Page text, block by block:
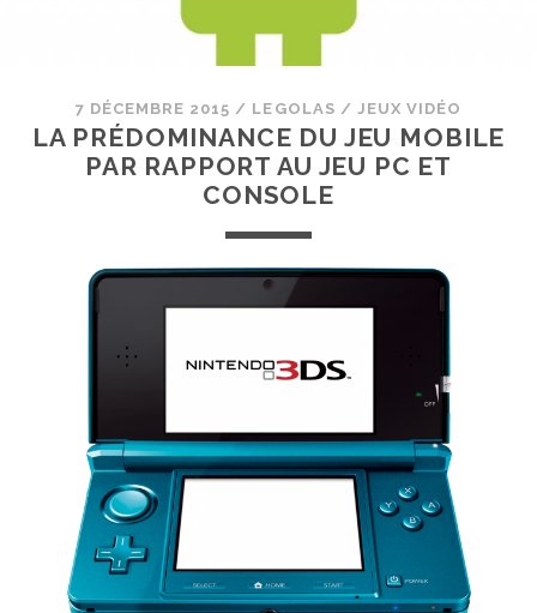
7 DÉCEMBRE 2015 / LEGOLAS / JEUX VIDÉO
LA PRÉDOMINANCE DU JEU MOBILE
PAR RAPPORT AU JEU PC ET
CONSOLE